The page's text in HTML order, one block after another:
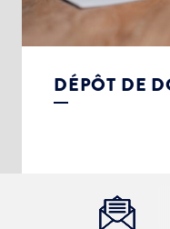
DÉPÔT DE